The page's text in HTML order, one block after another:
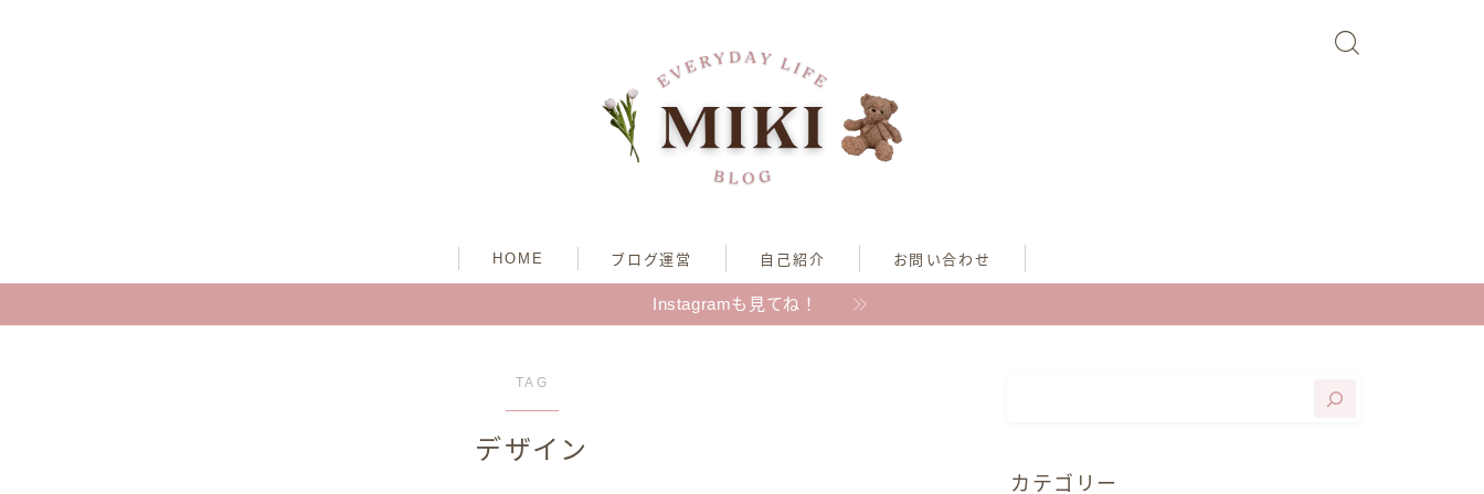
HOME ブログ運営 自己紹介 お問い合わせ
Instagramも見てね！
TAG
デザイン
カテゴリー